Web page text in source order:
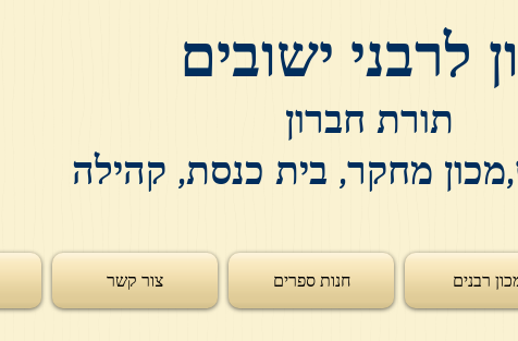
לרבני ישובים
תורת חברון
מחקר, בית כנסת, קהילה
רבנים חנות ספרים צור קשר